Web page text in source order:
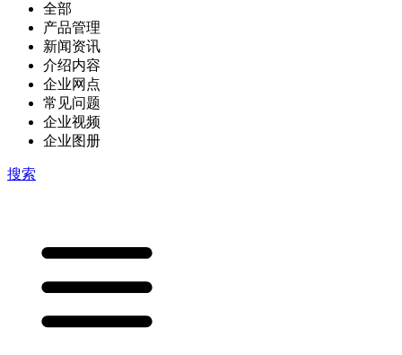
全部
产品管理
新闻资讯
介绍内容
企业网点
常见问题
企业视频
企业图册
搜索